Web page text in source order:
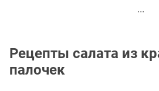
...
Рецепты салата из
палочек